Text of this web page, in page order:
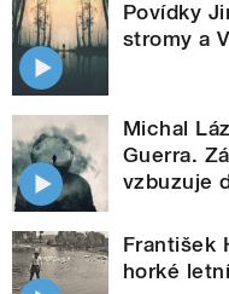
Povídky
stromy a
Michal
Guerra.
vzbuzuje
František
horké